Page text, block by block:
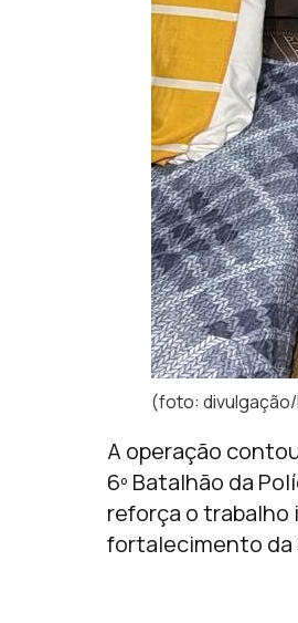
(foto: divulgação/
A operação
6º Batalhão da
reforça o trabalho
fortalecimento da